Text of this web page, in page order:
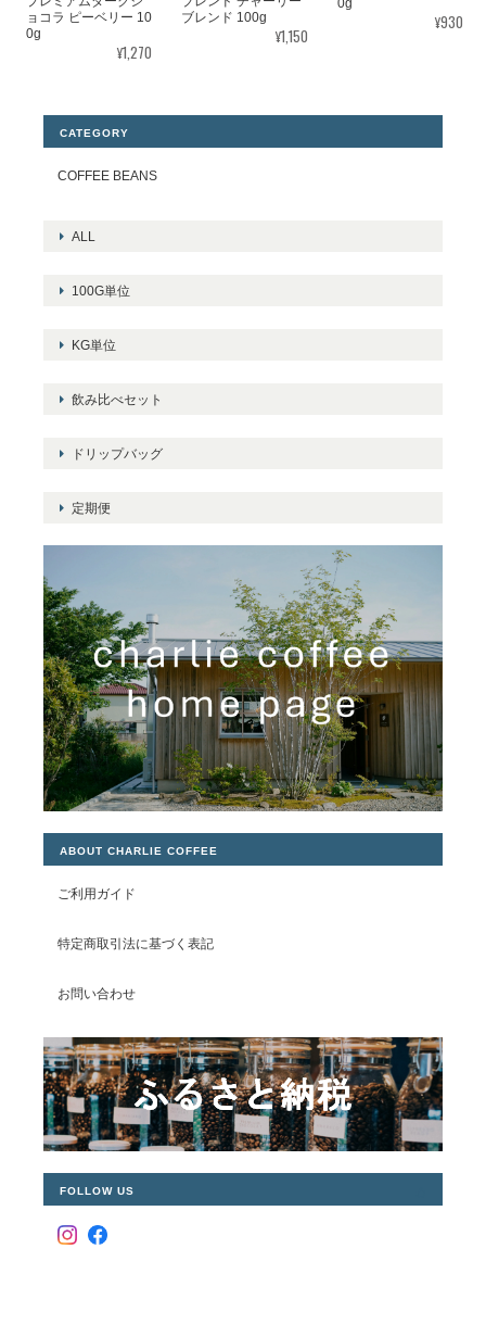
ョコラ ピーベリー 10
0g
¥1,270
ブレンド 100g
¥1,150
¥930
CATEGORY
COFFEE BEANS
ALL
100G単位
KG単位
飲み比べセット
ドリップバッグ
定期便
ABOUT CHARLIE COFFEE
ご利用ガイド
特定商取引法に基づく表記
お問い合わせ
FOLLOW US